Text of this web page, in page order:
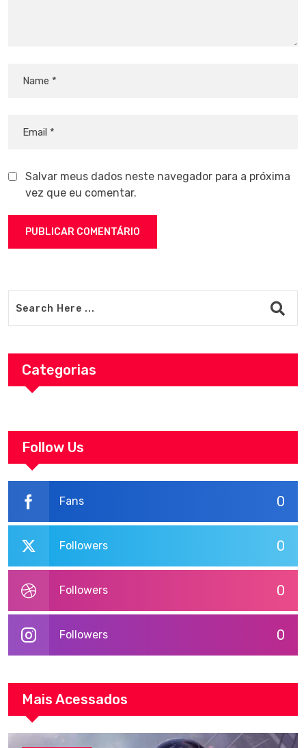
Salvar meus dados neste navegador para a próxima
vez que eu comentar.
Categorias
Follow Us
0
Fans
0
Followers
0
Followers
0
Followers
Mais Acessados